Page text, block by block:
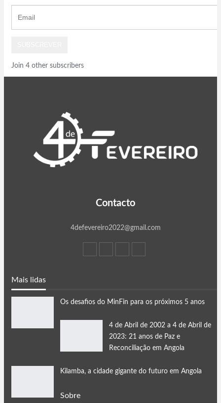
Join 4 other subscribers
Contacto
4defevereiro2022@gmail.com
Mais lidas
Os desafios do MinFin para os próximos 5 anos
4 de Abril de 2002 a 4 de Abril de
2023: 21 anos de Paz e
Reconciliação em Angola
Kilamba, a cidade gigante do futuro em Angola
Sobre